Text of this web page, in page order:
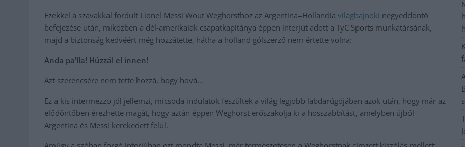
Ezekkel a szavakkal fordult Lionel Messi Wout Weghorsthoz az Argentína–Hollandia világbajnoki negyeddöntő
befejezése után, miközben a dél-amerikaiak csapatkapitánya éppen interjút adott a TyC Sports munkatársának,
majd a biztonság kedvéért még hozzátette, hátha a holland gólszerző nem értette volna:
Anda pa’lla! Húzzál el innen!
Azt szerencsére nem tette hozzá, hogy hová…
Ez a kis intermezzo jól jellemzi, micsoda indulatok feszültek a világ legjobb labdarúgójában azok után, hogy már az
elődöntőben érezhette magát, hogy aztán éppen Weghorst erőszakolja ki a hosszabbítást, amelyben újból
Argentína és Messi kerekedett felül.